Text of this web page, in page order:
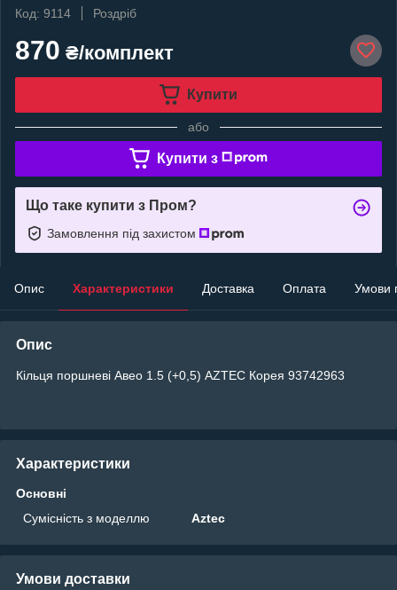
Код: 9114
Роздріб
870 ₴/комплект
Купити
або
Купити з
Що таке купити з Пром?
Замовлення під захистом
Опис Характеристики Доставка Оплата Умови
Опис
Кільця поршневі Авео 1.5 (+0,5) AZTEC Корея 93742963
Характеристики
Основні
Сумісність з моделлю
Aztec
Умови доставки